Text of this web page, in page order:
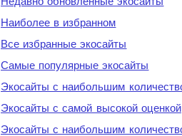
Наиболее в избранном
Все избранные экосайты
Самые популярные экосайты
Экосайты с наибольшим
Экосайты с самой высокой оценкой
Экосайты с наибольшим